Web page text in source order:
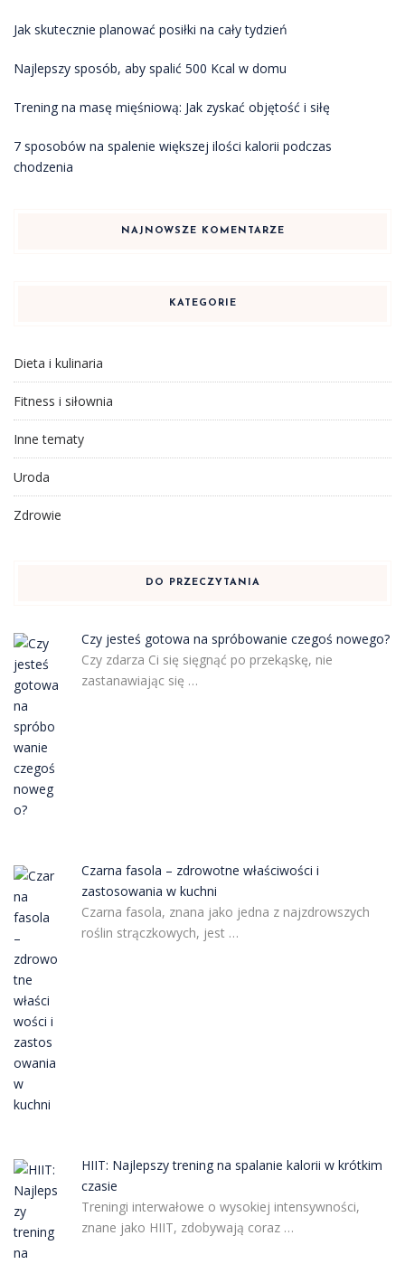
Jak skutecznie planować posiłki na cały tydzień
Najlepszy sposób, aby spalić 500 Kcal w domu
Trening na masę mięśniową: Jak zyskać objętość i siłę
7 sposobów na spalenie większej ilości kalorii podczas
chodzenia
NAJNOWSZE KOMENTARZE
KATEGORIE
Dieta i kulinaria
Fitness i siłownia
Inne tematy
Uroda
Zdrowie
DO PRZECZYTANIA
Czy jesteś gotowa na spróbowanie czegoś nowego?
Czy zdarza Ci się sięgnąć po przekąskę, nie
zastanawiając się …
Czarna fasola – zdrowotne właściwości i
zastosowania w kuchni
Czarna fasola, znana jako jedna z najzdrowszych
roślin strączkowych, jest …
HIIT: Najlepszy trening na spalanie kalorii w krótkim
czasie
Treningi interwałowe o wysokiej intensywności,
znane jako HIIT, zdobywają coraz …